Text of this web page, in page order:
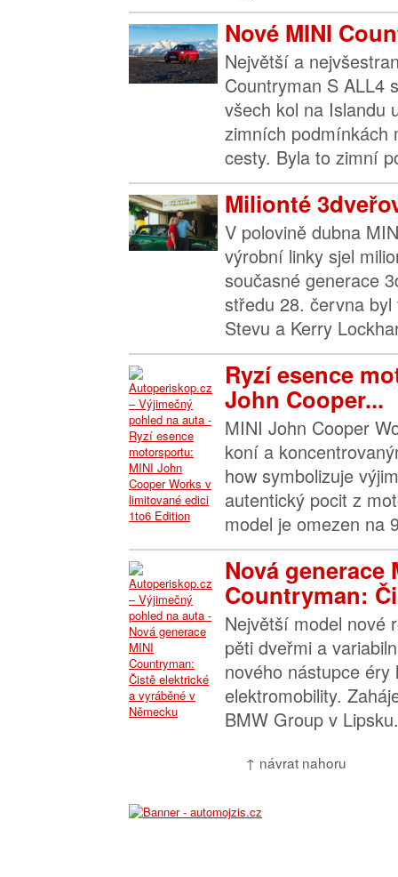
Nové MINI
Největší a
Countryman S ALL4
všech kol na Islandu
zimních podmínkách
cesty. Byla to zimní
Milionté
V polovině dubna
výrobní linky sjel
současné generace
středu 28. června
Stevu a Kerry
Ryzí esence
John Cooper...
MINI John Cooper
koní a
how symbolizuje
autentický pocit z
model je omezen na
Nová generace
Countryman:
Největší model nové
pěti dveřmi a
nového nástupce
elektromobility.
BMW Group v
↑ návrat nahoru